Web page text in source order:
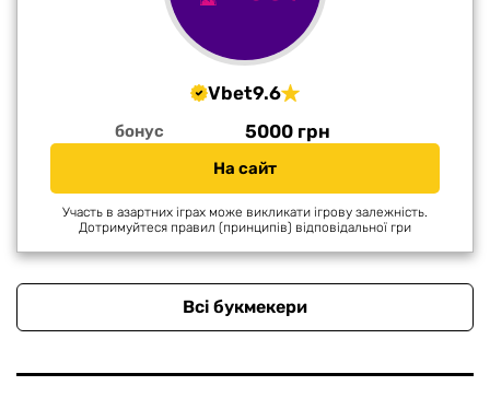
Vbet9.6
бонус 5000 грн
На сайт
Участь в азартних іграх може викликати ігрову залежність.
Дотримуйтеся правил (принципів) відповідальної гри
Всі букмекери